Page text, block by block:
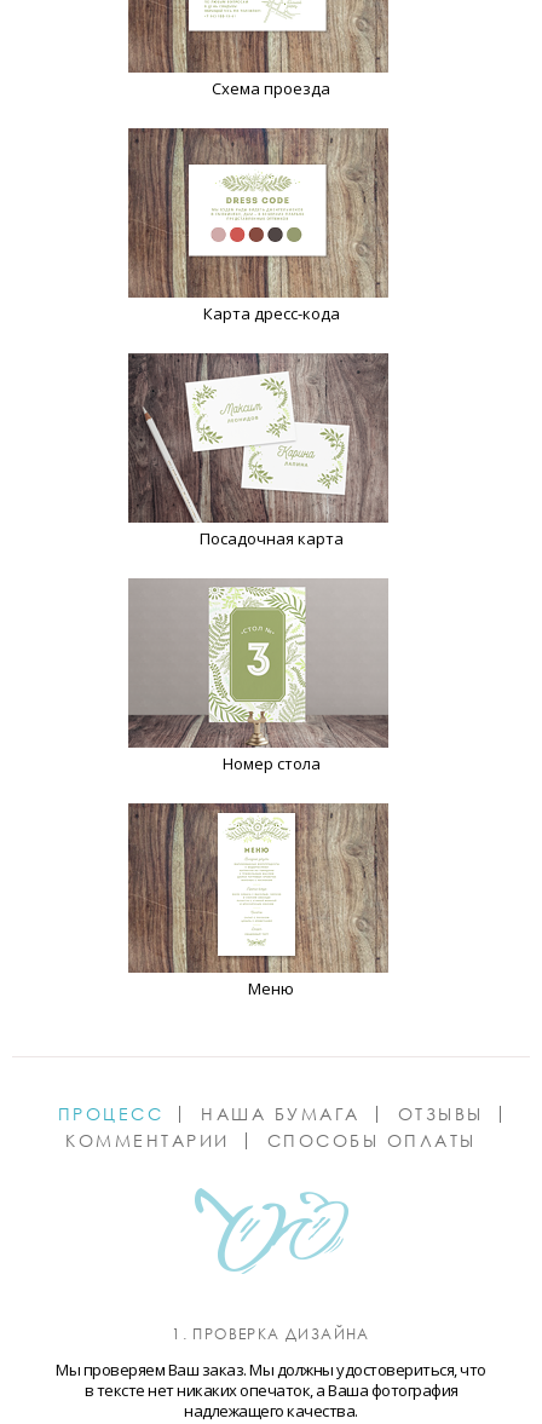
Схема проезда
Карта дресс-кода
Посадочная карта
Номер стола
Меню
ПРОЦЕСС НАША БУМАГА
ОТЗЫВЫ
КОММЕНТАРИИ
СПОСОБЫ ОПЛАТЫ
1. ПРОВЕРКА ДИЗАЙНА
Мы проверяем Ваш заказ. Мы должны удостовериться, что
в тексте нет никаких опечаток, а Ваша фотография
надлежащего качества.